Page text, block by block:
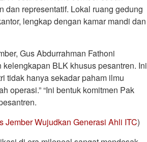
representatif. Lokal ruang gedung
lengkap dengan kamar mandi dan
Gus Abdurrahman Fathoni
BLK khusus pesantren. Ini
tidak hanya sekadar paham ilmu
operasi.” “Ini bentuk komitmen Pak
Wujudkan Generasi Ahli ITC)